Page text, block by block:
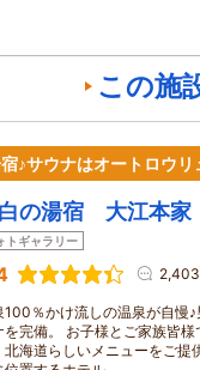
この施
♪サウナはオートロウリ
の湯宿 大江本家
トギャラリー
100％かけ流しの温泉が自慢
を完備。 お子様とご家族皆
北海道らしいメニューをご提